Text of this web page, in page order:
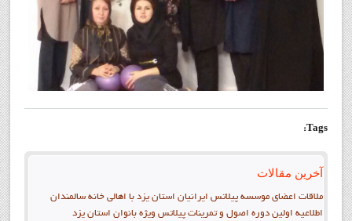
Tags:
آخرین مقالات
ملاقات اعضاي موسسه پیلاتس ایرانیان استان یزد با اهالی خانه سالمندان
اطلاعیه اولین دوره اصول و تمرینات پیلاتس ویژه بانوان استان يزد